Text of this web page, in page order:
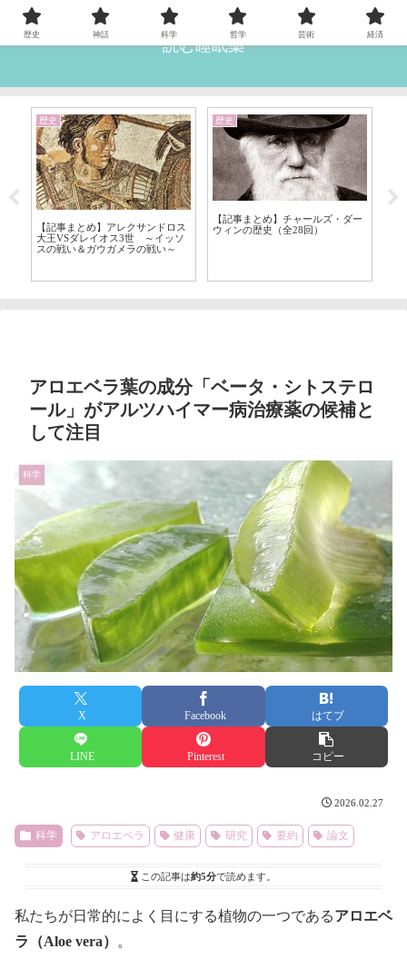
読む睡眠薬
歴史
【記事まとめ】アレクサンドロス
大王VSダレイオス3世 ～イッソ
スの戦い＆ガウガメラの戦い～
歴史
【記事まとめ】チャールズ・ダー
ウィンの歴史（全28回）
アロエベラ葉の成分「ベータ・シトステロ
ール」がアルツハイマー病治療薬の候補と
して注目
科学
X Facebook はてブ
LINE Pinterest コピー
2026.02.27
科学 アロエベラ 健康 研究 要約 論文
この記事は約5分で読めます。
私たちが日常的によく目にする植物の一つであるアロエベ
ラ（Aloe vera）
。
歴史 神話 科学 哲学 芸術 経済